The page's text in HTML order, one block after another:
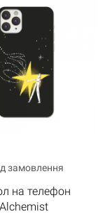
замовлення
на телефон
Alchemist